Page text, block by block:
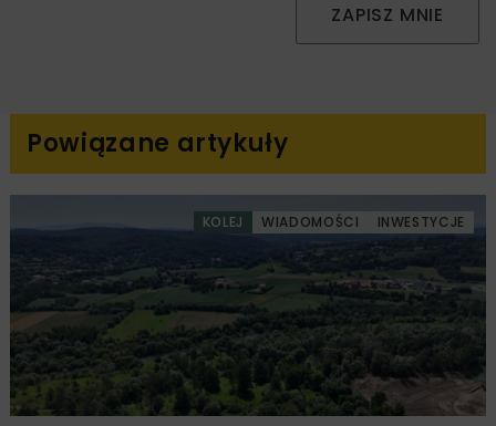
ZAPISZ MNIE
Powiązane artykuły
KOLEJ WIADOMOŚCI INWESTYCJE